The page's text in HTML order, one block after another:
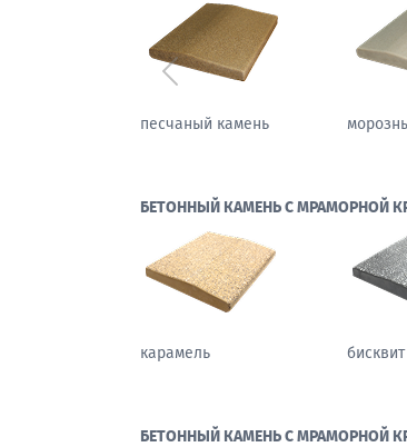
осенний бостон
Предыдущий
БЕТОННЫЙ КАМЕНЬ С МРАМОРНОЙ
карамель бисквит
БЕТОННЫЙ КАМЕНЬ С МРАМОРНОЙ